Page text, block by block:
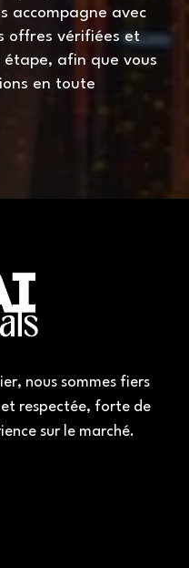
accompagne avec
offres vérifiées et
étape, afin que vous
en toute
nous sommes fiers
respectée, forte de
sur le marché.